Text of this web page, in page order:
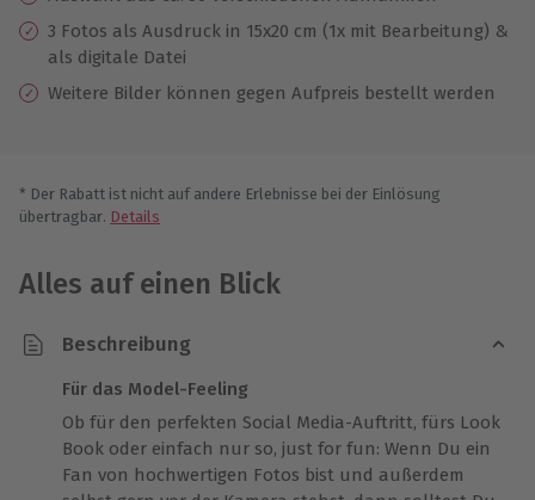
3 Fotos als Ausdruck in 15x20 cm (1x mit Bearbeitung) &
als digitale Datei
Weitere Bilder können gegen Aufpreis bestellt werden
* Der Rabatt ist nicht auf andere Erlebnisse bei der Einlösung
übertragbar. Details
Alles auf einen Blick
Beschreibung
Für das Model-Feeling
Ob für den perfekten Social Media-Auftritt, fürs Look
Book oder einfach nur so, just for fun: Wenn Du ein
Fan von hochwertigen Fotos bist und außerdem